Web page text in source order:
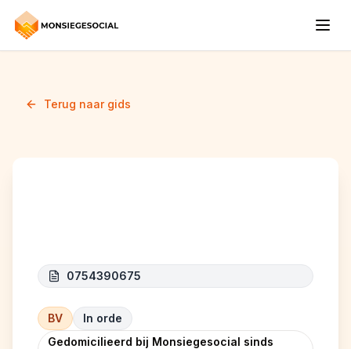
Terug naar gids
0754390675
BV
In orde
Gedomicilieerd bij Monsiegesocial sinds